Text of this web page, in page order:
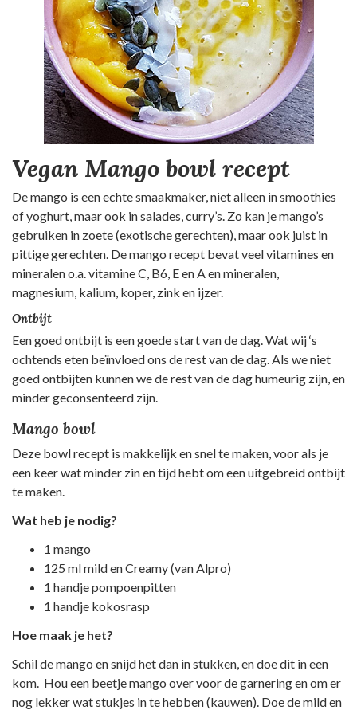
Vegan Mango bowl recept
De mango is een echte smaakmaker, niet alleen in smoothies
of yoghurt, maar ook in salades, curry’s. Zo kan je mango’s
gebruiken in zoete (exotische gerechten), maar ook juist in
pittige gerechten. De mango recept bevat veel vitamines en
mineralen o.a. vitamine C, B6, E en A en mineralen,
magnesium, kalium, koper, zink en ijzer.
Ontbijt
Een goed ontbijt is een goede start van de dag. Wat wij ‘s
ochtends eten beïnvloed ons de rest van de dag. Als we niet
goed ontbijten kunnen we de rest van de dag humeurig zijn, en
minder geconsenteerd zijn.
Mango bowl
Deze bowl recept is makkelijk en snel te maken, voor als je
een keer wat minder zin en tijd hebt om een uitgebreid ontbijt
te maken.
Wat heb je nodig?
1 mango
125 ml mild en Creamy (van Alpro)
1 handje pompoenpitten
1 handje kokosrasp
Hoe maak je het?
Schil de mango en snijd het dan in stukken, en doe dit in een
kom. Hou een beetje mango over voor de garnering en om er
nog lekker wat stukjes in te hebben (kauwen). Doe de mild en